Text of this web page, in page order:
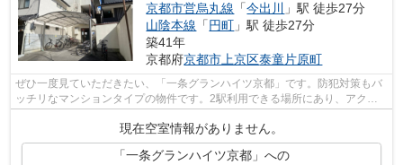
京都市営烏丸線 「今出川
」駅 徒歩27分
山陰本線 「円町 」駅 徒歩27分
築41年
京都府京都市上京区泰童片原町
ぜひ一度見ていただきたい、「一条グランハイツ京都」です。防犯対策もバ
ッチリなマンションタイプの物件です。2駅利用できる場所にあり、アクセ
現在空室情報がありません。
「一条グランハイツ京都」への